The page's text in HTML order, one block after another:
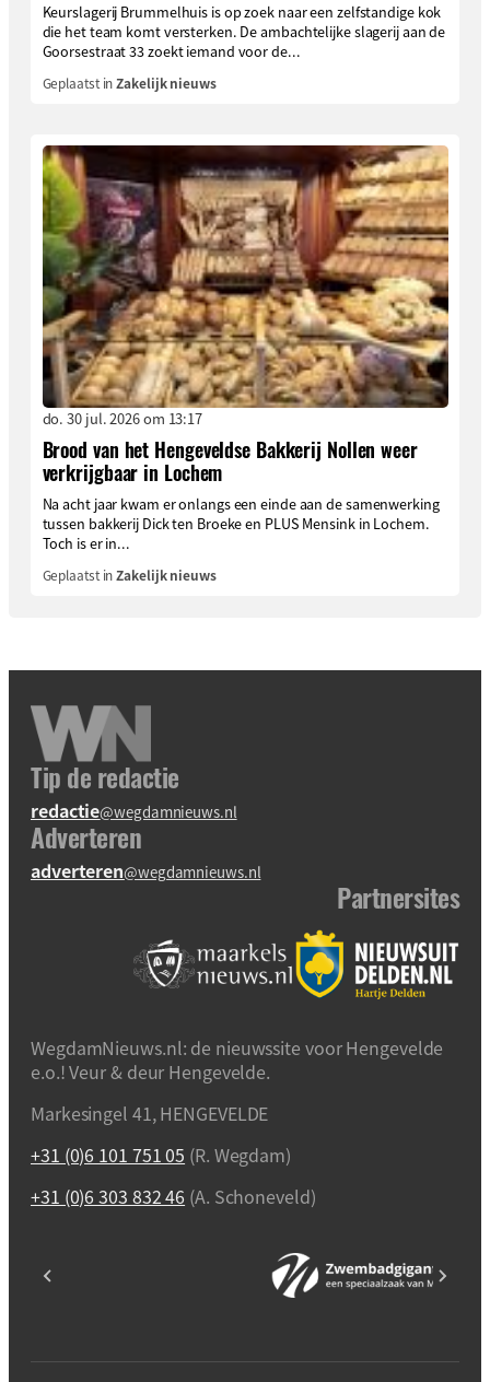
Keurslagerij Brummelhuis is op zoek naar een zelfstandige kok
die het team komt versterken. De ambachtelijke slagerij aan de
Goorsestraat 33 zoekt iemand voor de...
Geplaatst inZakelijk nieuws
do. 30 jul. 2026 om 13:17
Brood van het Hengeveldse Bakkerij Nollen weer
verkrijgbaar in Lochem
Na acht jaar kwam er onlangs een einde aan de samenwerking
tussen bakkerij Dick ten Broeke en PLUS Mensink in Lochem.
Toch is er in...
Geplaatst inZakelijk nieuws
Tip de redactie
redactie@wegdamnieuws.nl
Adverteren
adverteren@wegdamnieuws.nl
Partnersites
WegdamNieuws.nl: de nieuwssite voor Hengevelde
e.o.! Veur & deur Hengevelde.
Markesingel 41, HENGEVELDE
+31 (0)6 101 751 05 (R. Wegdam)
+31 (0)6 303 832 46 (A. Schoneveld)